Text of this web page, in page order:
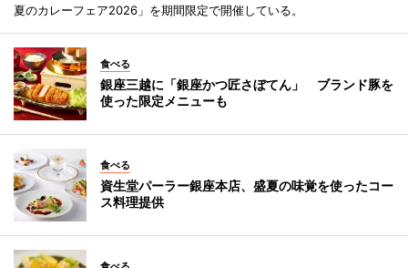
夏のカレーフェア2026」を期間限定で開催している。
食べる
銀座三越に「銀座かつ匠さぼてん」 ブランド豚を
使った限定メニューも
食べる
資生堂パーラー銀座本店、盛夏の味覚を使ったコー
ス料理提供